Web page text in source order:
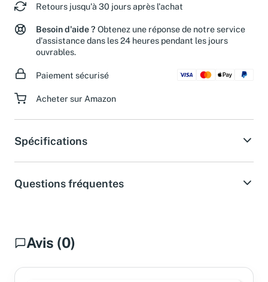
Retours jusqu'à 30 jours après l'achat
Besoin d'aide ? Obtenez une réponse de notre service
d'assistance dans les 24 heures pendant les jours
ouvrables.
Paiement sécurisé
Acheter sur Amazon
Spécifications
Questions fréquentes
Avis (0)